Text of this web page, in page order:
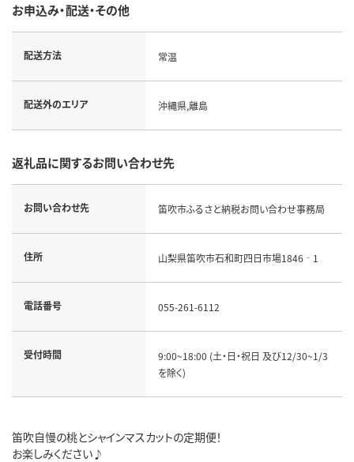
お申込み・配送・その他
配送方法 常温
配送外のエリア 沖縄県,離島
返礼品に関するお問い合わせ先
お問い合わせ先 笛吹市ふるさと納税お問い合わせ事務局
住所 山梨県笛吹市石和町四日市場1846‐1
電話番号 055-261-6112
受付時間
9:00~18:00 (土・日・祝日 及び12/30~1/3
を除く)
笛吹自慢の桃とシャインマスカットの定期便！
お楽しみください♪